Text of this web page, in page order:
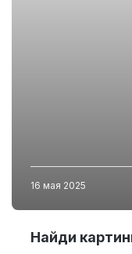
16 мая 2025
Найди